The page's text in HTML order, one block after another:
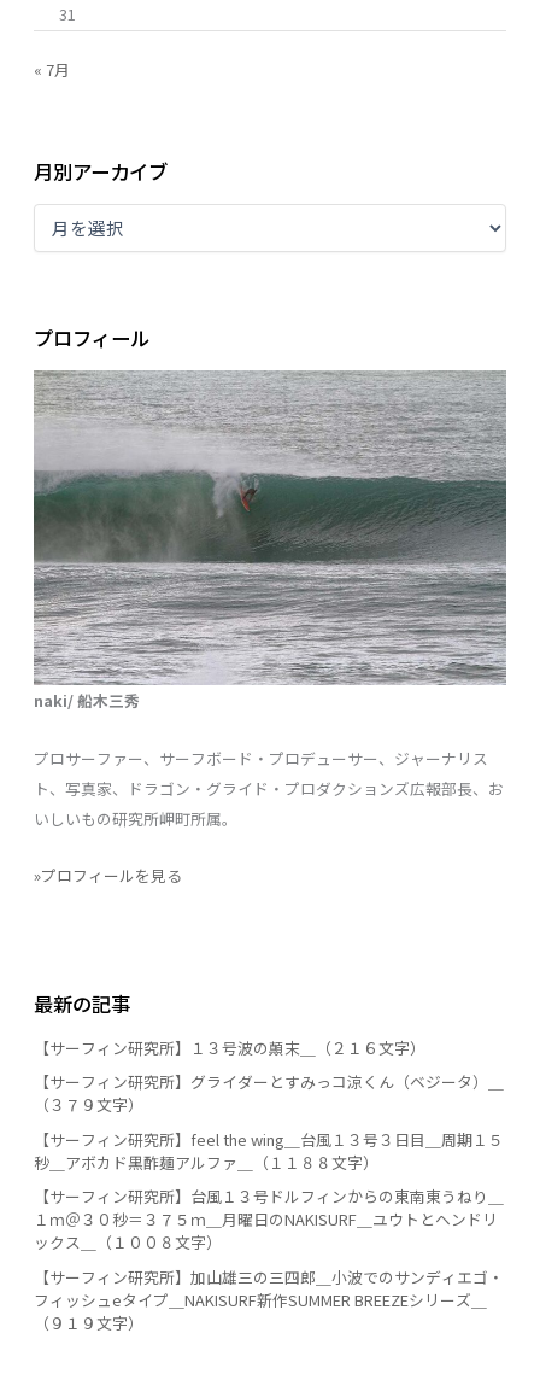
31
« 7月
月別アーカイブ
プロフィール
naki/ 船木三秀
プロサーファー、サーフボード・プロデューサー、ジャーナリス
ト、写真家、ドラゴン・グライド・プロダクションズ広報部長、お
いしいもの研究所岬町所属。
»プロフィールを見る
最新の記事
【サーフィン研究所】１３号波の顛末＿（２１６文字）
【サーフィン研究所】グライダーとすみっコ涼くん（ベジータ）＿
（３７９文字）
【サーフィン研究所】feel the wing＿台風１３号３日目＿周期１５
秒＿アボカド黒酢麺アルファ＿（１１８８文字）
【サーフィン研究所】台風１３号ドルフィンからの東南東うねり＿
１ｍ＠３０秒＝３７５ｍ＿月曜日のNAKISURF＿ユウトとヘンドリ
ックス＿（１００８文字）
【サーフィン研究所】加山雄三の三四郎＿小波でのサンディエゴ・
フィッシュeタイプ＿NAKISURF新作SUMMER BREEZEシリーズ＿
（９１９文字）